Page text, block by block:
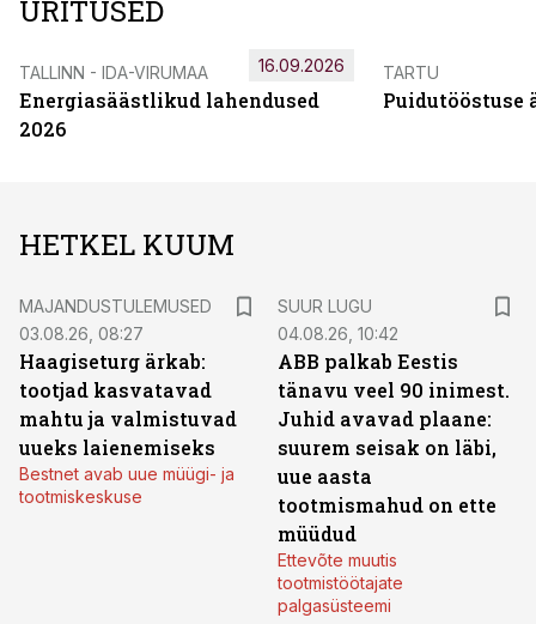
ÜRITUSED
TALLINN - IDA-VIRUMAA
Energiasäästlikud lahendused
2026
16.09.2026 TARTU
Puidutööstuse
HETKEL KUUM
MAJANDUSTULEMUSED
03.08.26, 08:27
Haagiseturg ärkab:
tootjad kasvatavad
mahtu ja valmistuvad
uueks laienemiseks
Bestnet avab uue müügi- ja
tootmiskeskuse
SUUR LUGU
04.08.26, 10:42
ABB palkab Eestis
tänavu veel 90 inimest.
Juhid avavad plaane:
suurem seisak on läbi,
uue aasta
tootmismahud on ette
müüdud
Ettevõte muutis
tootmistöötajate
palgasüsteemi